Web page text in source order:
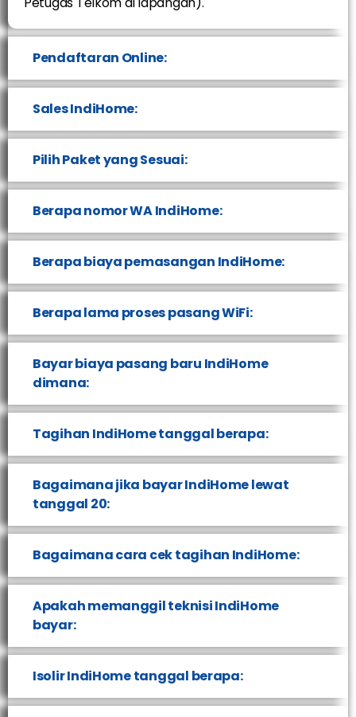
Pendaftaran Online:
Sales IndiHome:
Pilih Paket yang Sesuai:
Berapa nomor WA IndiHome:
Berapa biaya pemasangan IndiHome:
Berapa lama proses pasang WiFi:
Bayar biaya pasang baru IndiHome
dimana:
Tagihan IndiHome tanggal berapa:
Bagaimana jika bayar IndiHome lewat
tanggal 20:
Bagaimana cara cek tagihan IndiHome:
Apakah memanggil teknisi IndiHome
bayar:
Isolir IndiHome tanggal berapa: